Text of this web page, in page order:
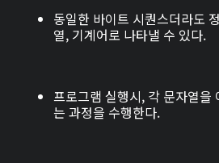
동일한 바이트 시퀀스더라도
열, 기계어로 나타낼 수 있다.
프로그램 실행시, 각 문자열을
는 과정을 수행한다.